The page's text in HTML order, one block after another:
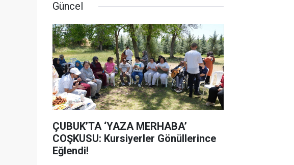
Güncel
ÇUBUK’TA ‘YAZA MERHABA’
COŞKUSU: Kursiyerler Gönüllerince
Eğlendi!